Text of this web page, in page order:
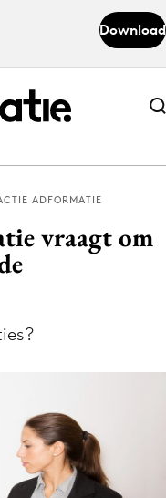
Download
Abonneer nu
Abonneer nu
de Adformatie
ADFORMATIE
vraagt om